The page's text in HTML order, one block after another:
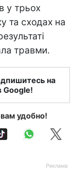
у трьох
та сходах на
травми.
на
Google!
удобно!